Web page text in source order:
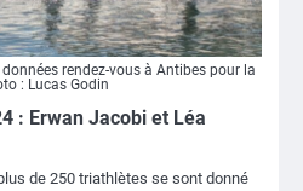
rendez-vous à Antibes pour la
: Lucas Godin
: Erwan Jacobi et Léa
de 250 triathlètes se sont donné